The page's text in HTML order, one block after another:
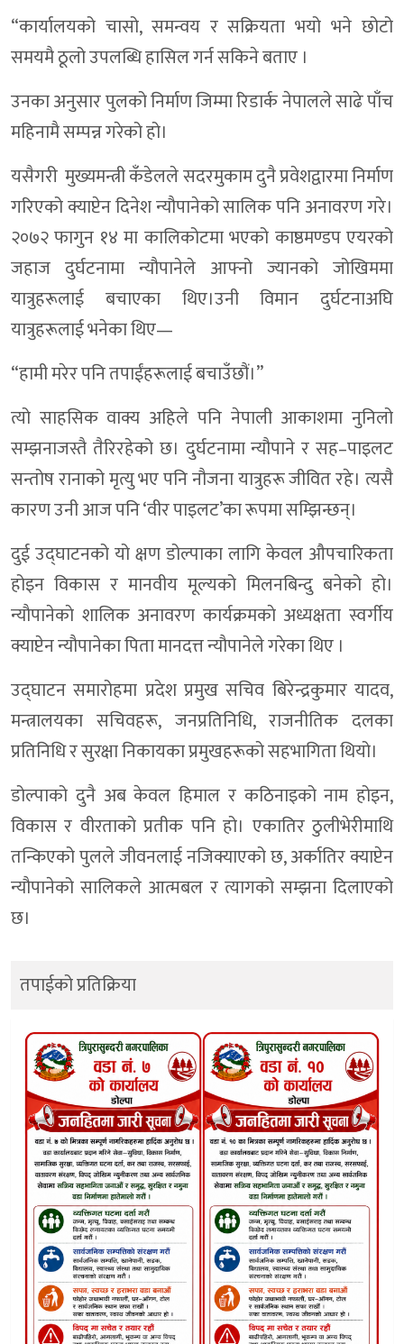
“कार्यालयको चासो, समन्वय र सक्रियता भयो भने छोटो
समयमै ठूलो उपलब्धि हासिल गर्न सकिने बताए ।
उनका अनुसार पुलको निर्माण जिम्मा रिडार्क नेपालले साढे पाँच
महिनामै सम्पन्न गरेको हो।
यसैगरी मुख्यमन्त्री कँडेलले सदरमुकाम दुनै प्रवेशद्वारमा निर्माण
गरिएको क्याप्टेन दिनेश न्यौपानेको सालिक पनि अनावरण गरे।
२०७२ फागुन १४ मा कालिकोटमा भएको काष्ठमण्डप एयरको
जहाज दुर्घटनामा न्यौपानेले आफ्नो ज्यानको जोखिममा
यात्रुहरूलाई बचाएका थिए।उनी विमान दुर्घटनाअघि
यात्रुहरूलाई भनेका थिए—
“हामी मरेर पनि तपाईंहरूलाई बचाउँछौं।”
त्यो साहसिक वाक्य अहिले पनि नेपाली आकाशमा नुनिलो
सम्झनाजस्तै तैरिरहेको छ। दुर्घटनामा न्यौपाने र सह–पाइलट
सन्तोष रानाको मृत्यु भए पनि नौजना यात्रुहरू जीवित रहे। त्यसै
कारण उनी आज पनि ‘वीर पाइलट’का रूपमा सम्झिन्छन्।
दुई उद्घाटनको यो क्षण डोल्पाका लागि केवल औपचारिकता
होइन विकास र मानवीय मूल्यको मिलनबिन्दु बनेको हो।
न्याैपानेकाे शालिक अनावरण कार्यक्रमकाे अध्यक्षता स्वर्गीय
क्याप्टेन न्याैपानेका पिता मानदत्त न्याैपानेले गरेका थिए ।
उद्घाटन समारोहमा प्रदेश प्रमुख सचिव बिरेन्द्रकुमार यादव,
मन्त्रालयका सचिवहरू, जनप्रतिनिधि, राजनीतिक दलका
प्रतिनिधि र सुरक्षा निकायका प्रमुखहरूको सहभागिता थियो।
डोल्पाको दुनै अब केवल हिमाल र कठिनाइको नाम होइन,
विकास र वीरताको प्रतीक पनि हो। एकातिर ठुलीभेरीमाथि
तन्किएको पुलले जीवनलाई नजिक्याएको छ, अर्कातिर क्याप्टेन
न्यौपानेको सालिकले आत्मबल र त्यागको सम्झना दिलाएको
छ।
तपाईको प्रतिक्रिया